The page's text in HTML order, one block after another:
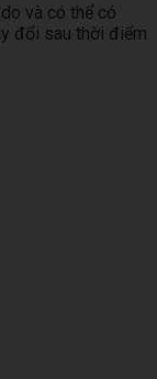
và có thể có
đổi sau thời điểm